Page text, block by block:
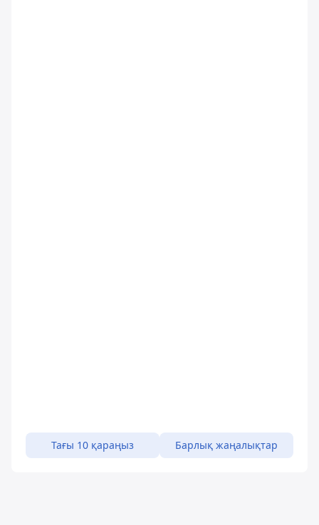
Тағы 10 қараңыз Барлық жаңалықтар